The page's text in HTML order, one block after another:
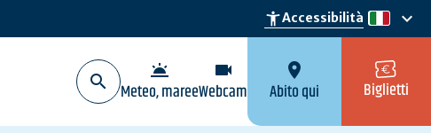
accessibility_newAccessibilità it
keyboard_arrow_down
wb_twilight
Meteo, maree
videocam
Webcam
location_on
Abito qui Biglietti